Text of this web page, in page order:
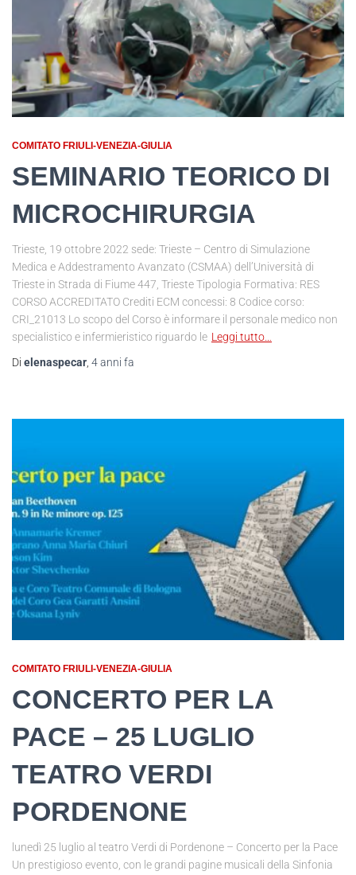
COMITATO FRIULI-VENEZIA-GIULIA
SEMINARIO TEORICO DI
MICROCHIRURGIA
Trieste, 19 ottobre 2022 sede: Trieste – Centro di Simulazione
Medica e Addestramento Avanzato (CSMAA) dell’Università di
Trieste in Strada di Fiume 447, Trieste Tipologia Formativa: RES
CORSO ACCREDITATO Crediti ECM concessi: 8 Codice corso:
CRI_21013 Lo scopo del Corso è informare il personale medico non
specialistico e infermieristico riguardo le Leggi tutto…
Di elenaspecar 4 anni fa
COMITATO FRIULI-VENEZIA-GIULIA
CONCERTO PER LA
PACE – 25 LUGLIO
TEATRO VERDI
PORDENONE
lunedì 25 luglio al teatro Verdi di Pordenone – Concerto per la Pace
Un prestigioso evento, con le grandi pagine musicali della Sinfonia